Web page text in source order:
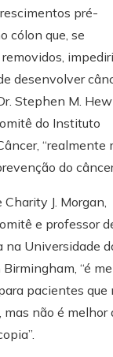
pré-
cólon que, se
desenvolver
Stephen M.
do Instituto
“realmente
do
J. Morgan,
e professor
na Universidade
“é
pacientes que
mas não é melhor